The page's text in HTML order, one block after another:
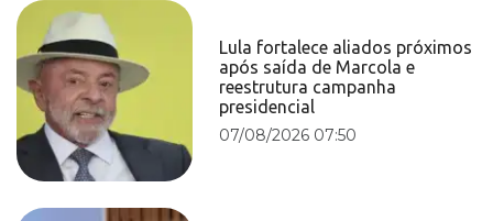
Lula fortalece aliados próximos
após saída de Marcola e
reestrutura campanha
presidencial
07/08/2026 07:50